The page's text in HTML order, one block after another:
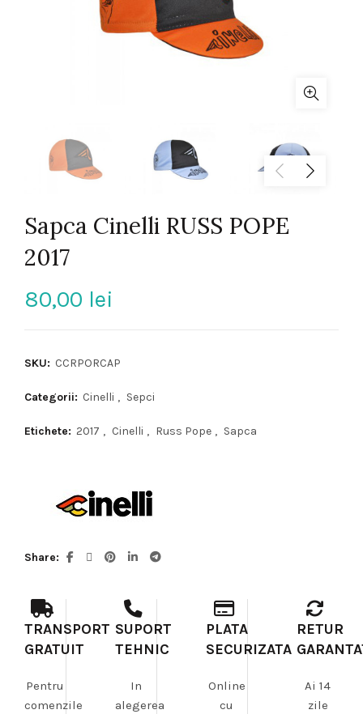
Sapca Cinelli RUSS POPE
2017
80,00 lei
SKU: CCRPORCAP
Categorii: Cinelli , Sepci
Etichete: 2017 , Cinelli , Russ Pope , Sapca
Share
TRANSPORT
GRATUIT
Pentru
comenzile
SUPORT
TEHNIC
In
alegerea
PLATA
SECURIZATA
Online
cu
RETUR
Ai 14
zile